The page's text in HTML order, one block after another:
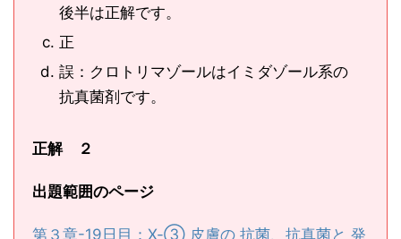
後半は正解です。
正
誤：クロトリマゾールはイミダゾール系の
抗真菌剤です。
正解 ２
出題範囲のページ
第３章-19日目：Ⅹ-③ 皮膚の 抗菌、抗真菌と 発